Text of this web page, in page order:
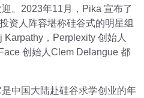
。2023年11月，Pika 宣布了
资人阵容堪称硅谷式的明星组
，Perplexity 创始人
创始人Clem Delangue 都
中国大陆赴硅谷求学创业的年